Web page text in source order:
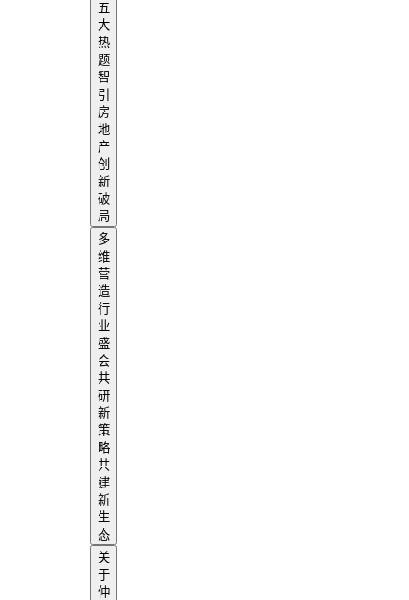
五
大
热
题
智
引
房
地
产
创
新
破
局
多
维
营
造
行
业
盛
会
共
研
新
策
略
共
建
新
生
态
关
于
仲